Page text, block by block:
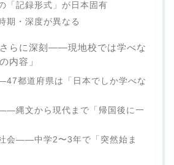
「記録形式」が日本固有
期・深度が異なる
らに深刻——現地校では学べな
内容」
都道府県は「日本でしか学べな
縄文から現代まで「帰国後に一
会——中学2〜3年で「突然始ま